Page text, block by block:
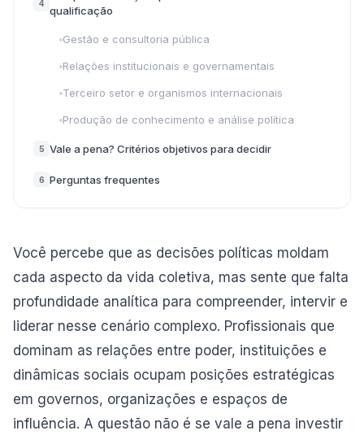
4
qualificação
Gestão e consultoria pública
Relações institucionais e governamentais
Terceiro setor e organismos internacionais
Produção de conhecimento e análise política
5 Vale a pena? Critérios objetivos para decidir
6 Perguntas frequentes
Você percebe que as decisões políticas moldam
cada aspecto da vida coletiva, mas sente que falta
profundidade analítica para compreender, intervir e
liderar nesse cenário complexo. Profissionais que
dominam as relações entre poder, instituições e
dinâmicas sociais ocupam posições estratégicas
em governos, organizações e espaços de
influência. A questão não é se vale a pena investir